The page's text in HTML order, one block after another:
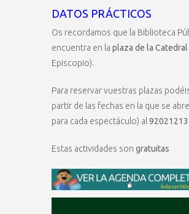
DATOS PRÁCTICOS
Os recordamos que la Biblioteca
encuentra en la plaza de la Catedral
Episcopio).
Para reservar vuestras plazas
partir de las fechas en la que se
para cada espectáculo) al
Estas actividades son gratuitas